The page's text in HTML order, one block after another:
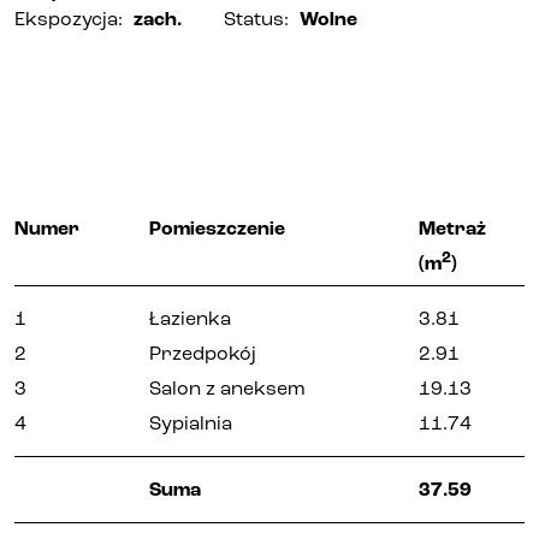
Ekspozycja: zach. Status: Wolne
Numer Pomieszczenie
Metraż
(m2)
1 Łazienka
3.81
2
Przedpokój
2.91
3
Salon z aneksem
19.13
4
Sypialnia 11.74
Suma 37.59